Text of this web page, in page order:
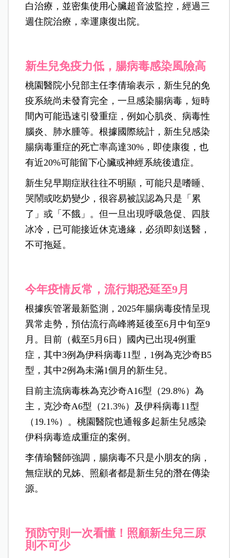
白治療，並密集使用心臟超音波監控，經過三
週住院治療，幸運康復出院。
新生兒免疫力低，腸病毒感染風險高
桃園醫院小兒部主任李倩瑜表示，新生兒的免
疫系統尚未發育完全，一旦感染腸病毒，短時
間內可能迅速引發重症，例如心肌炎、病毒性
腦炎、肺水腫等。根據國際統計，新生兒感染
腸病毒重症的死亡率高達30%，即使康復，也
有近20%可能留下心臟或神經系統後遺症。
新生兒早期症狀往往不明顯，可能只是嗜睡、
哭鬧或吃奶變少，很容易被誤認為只是「累
了」或「不餓」。但一旦出現呼吸急促、四肢
冰冷，已可能接近休克邊緣，必須即刻送醫，
不可拖延。
今年疫情反常，流行期恐延至9月
根據疾管署最新監測，2025年腸病毒疫情呈現
異常走勢，預估流行高峰將延後至6月中旬至9
月。目前（截至5月6日）國內已出現4例重
症，其中3例為伊科病毒11型，1例為克沙奇B5
型，其中2例為未滿1個月的新生兒。
目前主流病毒株為克沙奇A16型（29.8%）為
主，克沙奇A6型（21.3%）及伊科病毒11型
（19.1%）。桃園醫院也通報多起新生兒感染
伊科病毒造成重症的案例。
李倩瑜醫師強調，腸病毒不只是小朋友的病，
無症狀的兄姊、照顧者都是新生兒的潛在傳染
源。
預防守則一次看懂！照顧新生兒三原
則不可少